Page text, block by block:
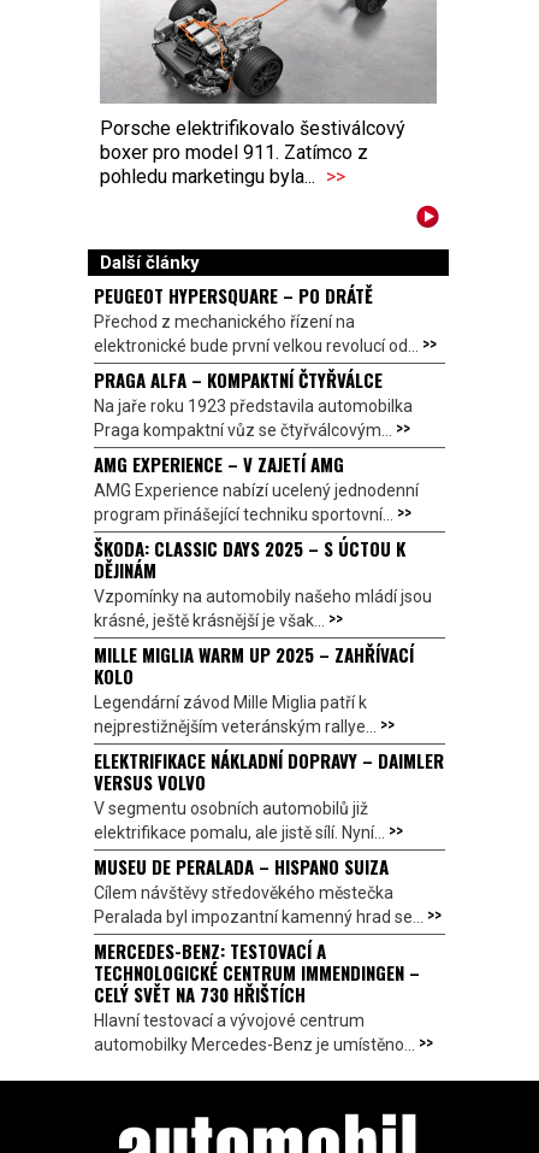
Porsche elektrifikovalo šestiválcový
boxer pro model 911. Zatímco z
pohledu marketingu byla... >>
Další články
PEUGEOT HYPERSQUARE – PO DRÁTĚ
Přechod z mechanického řízení na
elektronické bude první velkou revolucí od... >>
PRAGA ALFA – KOMPAKTNÍ ČTYŘVÁLCE
Na jaře roku 1923 představila automobilka
Praga kompaktní vůz se čtyřválcovým... >>
AMG EXPERIENCE – V ZAJETÍ AMG
AMG Experience nabízí ucelený jednodenní
program přinášející techniku sportovní... >>
ŠKODA: CLASSIC DAYS 2025 – S ÚCTOU K
DĚJINÁM
Vzpomínky na automobily našeho mládí jsou
krásné, ještě krásnější je však... >>
MILLE MIGLIA WARM UP 2025 – ZAHŘÍVACÍ
KOLO
Legendární závod Mille Miglia patří k
nejprestižnějším veteránským rallye... >>
ELEKTRIFIKACE NÁKLADNÍ DOPRAVY – DAIMLER
VERSUS VOLVO
V segmentu osobních automobilů již
elektrifikace pomalu, ale jistě sílí. Nyní... >>
MUSEU DE PERALADA – HISPANO SUIZA
Cílem návštěvy středověkého městečka
Peralada byl impozantní kamenný hrad se... >>
MERCEDES-BENZ: TESTOVACÍ A
TECHNOLOGICKÉ CENTRUM IMMENDINGEN –
CELÝ SVĚT NA 730 HŘIŠTÍCH
Hlavní testovací a vývojové centrum
automobilky Mercedes-Benz je umístěno... >>